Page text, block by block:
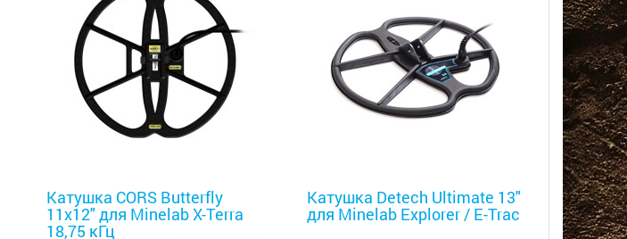
Катушка CORS Butterfly
11x12" для Minelab X-Terra
18,75 кГц
Катушка Detech Ultimate 13"
для Minelab Explorer / E-Trac